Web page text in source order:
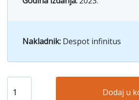
Nakladnik: Despot infinitus
Dodaj u